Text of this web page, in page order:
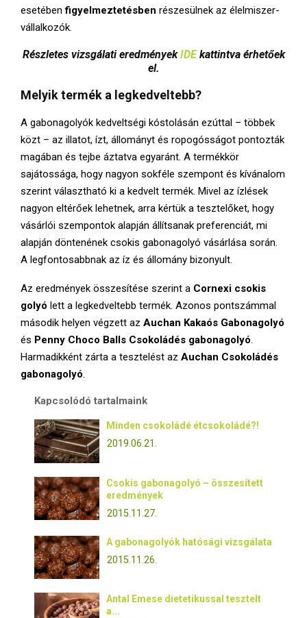
esetébenfigyelmeztetésben részesülnek az élelmiszer-
vállalkozók.
Részletes vizsgálati eredményekIDEkattintva érhetőek
el.
Melyik termék a legkedveltebb?
A gabonagolyók kedveltségi kóstolásán ezúttal – többek
közt – az illatot, ízt, állományt és ropogósságot pontozták
magában és tejbe áztatva egyaránt. A termékkör
sajátossága, hogy nagyon sokféle szempont és kívánalom
szerint választható ki a kedvelt termék. Mivel az ízlések
nagyon eltérőek lehetnek, arra kértük a tesztelőket, hogy
vásárlói szempontok alapján állítsanak preferenciát, mi
alapján döntenének csokis gabonagolyó vásárlása során.
A legfontosabbnak az íz és állomány bizonyult.
Az eredmények összesítése szerint a Cornexi csokis
golyó lett a legkedveltebb termék. Azonos pontszámmal
második helyen végzett az Auchan Kakaós Gabonagolyó
és Penny Choco Balls Csokoládés gabonagolyó.
Harmadikként zárta a tesztelést az Auchan Csokoládés
gabonagolyó.
Kapcsolódó tartalmaink
Minden csokoládé étcsokoládé?!
2019.06.21.
Csokis gabonagolyó – összesített
eredmények
2015.11.27.
A gabonagolyók hatósági vizsgálata
2015.11.26.
Antal Emese dietetikussal tesztelt
a...